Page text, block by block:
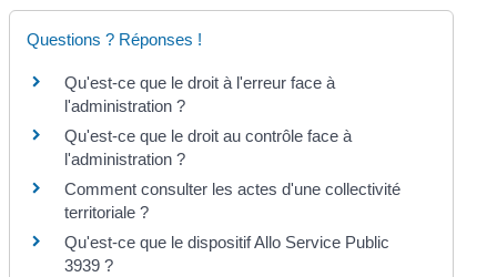
Questions ? Réponses !
Qu'est-ce que le droit à l'erreur face à
l'administration ?
Qu'est-ce que le droit au contrôle face à
l'administration ?
Comment consulter les actes d'une collectivité
territoriale ?
Qu'est-ce que le dispositif Allo Service Public
3939 ?